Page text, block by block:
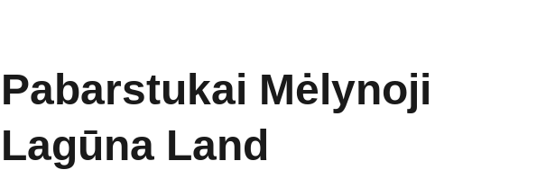
Pabarstukai Mėlynoji
Lagūna Land